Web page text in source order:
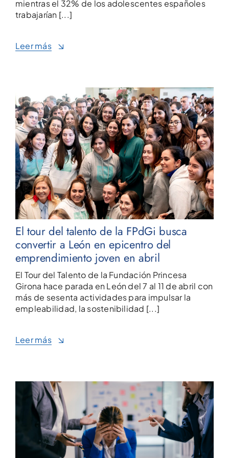
mientras el 32% de los adolescentes españoles
trabajarían [...]
Leer más
El tour del talento de la FPdGi busca
convertir a León en epicentro del
emprendimiento joven en abril
El Tour del Talento de la Fundación Princesa
Girona hace parada en León del 7 al 11 de abril con
más de sesenta actividades para impulsar la
empleabilidad, la sostenibilidad [...]
Leer más